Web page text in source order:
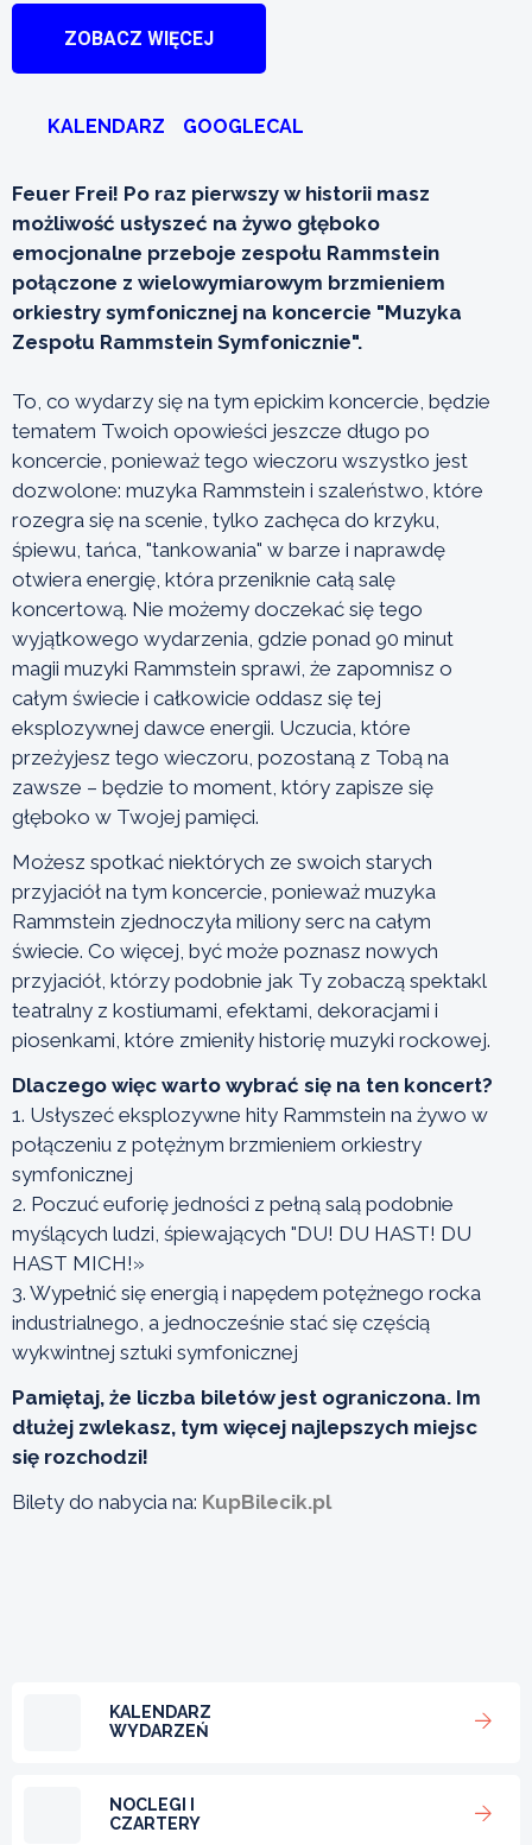
ZOBACZ WIĘCEJ
KALENDARZ GOOGLECAL
Feuer Frei! Po raz pierwszy w historii masz
możliwość usłyszeć na żywo głęboko
emocjonalne przeboje zespołu Rammstein
połączone z wielowymiarowym brzmieniem
orkiestry symfonicznej na koncercie "Muzyka
Zespołu Rammstein Symfonicznie".
To, co wydarzy się na tym epickim koncercie, będzie
tematem Twoich opowieści jeszcze długo po
koncercie, ponieważ tego wieczoru wszystko jest
dozwolone: muzyka Rammstein i szaleństwo, które
rozegra się na scenie, tylko zachęca do krzyku,
śpiewu, tańca, "tankowania" w barze i naprawdę
otwiera energię, która przeniknie całą salę
koncertową. Nie możemy doczekać się tego
wyjątkowego wydarzenia, gdzie ponad 90 minut
magii muzyki Rammstein sprawi, że zapomnisz o
całym świecie i całkowicie oddasz się tej
eksplozywnej dawce energii. Uczucia, które
przeżyjesz tego wieczoru, pozostaną z Tobą na
zawsze – będzie to moment, który zapisze się
głęboko w Twojej pamięci.
Możesz spotkać niektórych ze swoich starych
przyjaciół na tym koncercie, ponieważ muzyka
Rammstein zjednoczyła miliony serc na całym
świecie. Co więcej, być może poznasz nowych
przyjaciół, którzy podobnie jak Ty zobaczą spektakl
teatralny z kostiumami, efektami, dekoracjami i
piosenkami, które zmieniły historię muzyki rockowej.
Dlaczego więc warto wybrać się na ten koncert?
1. Usłyszeć eksplozywne hity Rammstein na żywo w
połączeniu z potężnym brzmieniem orkiestry
symfonicznej
2. Poczuć euforię jedności z pełną salą podobnie
myślących ludzi, śpiewających "DU! DU HAST! DU
HAST MICH!»
3. Wypełnić się energią i napędem potężnego rocka
industrialnego, a jednocześnie stać się częścią
wykwintnej sztuki symfonicznej
Pamiętaj, że liczba biletów jest ograniczona. Im
dłużej zwlekasz, tym więcej najlepszych miejsc
się rozchodzi!
Bilety do nabycia na: KupBilecik.pl
KALENDARZ
WYDARZEŃ
NOCLEGI I
CZARTERY